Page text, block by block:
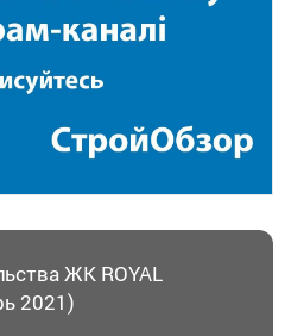
ЖК ROYAL
2021)